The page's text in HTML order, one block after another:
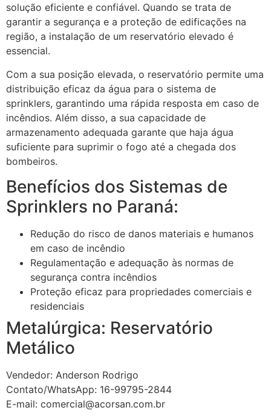
solução eficiente e confiável. Quando se trata de
garantir a segurança e a proteção de edificações na
região, a instalação de um reservatório elevado é
essencial.
Com a sua posição elevada, o reservatório permite uma
distribuição eficaz da água para o sistema de
sprinklers, garantindo uma rápida resposta em caso de
incêndios. Além disso, a sua capacidade de
armazenamento adequada garante que haja água
suficiente para suprimir o fogo até a chegada dos
bombeiros.
Benefícios dos Sistemas de
Sprinklers no Paraná:
Redução do risco de danos materiais e humanos
em caso de incêndio
Regulamentação e adequação às normas de
segurança contra incêndios
Proteção eficaz para propriedades comerciais e
residenciais
Metalúrgica: Reservatório
Metálico
Vendedor: Anderson Rodrigo
Contato/WhatsApp: 16-99795-2844
E-mail: comercial@acorsan.com.br